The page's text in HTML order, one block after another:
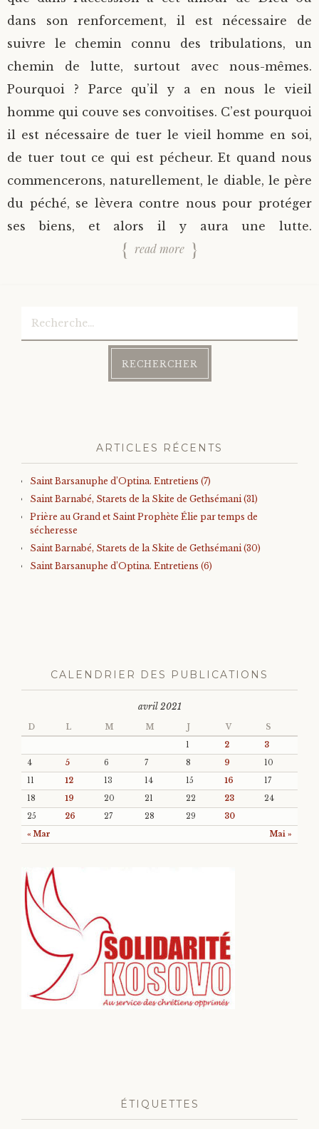
dans son renforcement, il est nécessaire de
suivre le chemin connu des tribulations, un
chemin de lutte, surtout avec nous-mêmes.
Pourquoi ? Parce qu’il y a en nous le vieil
homme qui couve ses convoitises. C’est pourquoi
il est nécessaire de tuer le vieil homme en soi,
de tuer tout ce qui est pécheur. Et quand nous
commencerons, naturellement, le diable, le père
du péché, se lèvera contre nous pour protéger
ses biens, et alors il y aura une lutte.
read more
ARTICLES RÉCENTS
Saint Barsanuphe d’Optina. Entretiens (7)
Saint Barnabé, Starets de la Skite de Gethsémani (31)
Prière au Grand et Saint Prophète Élie par temps de
sécheresse
Saint Barnabé, Starets de la Skite de Gethsémani (30)
Saint Barsanuphe d’Optina. Entretiens (6)
CALENDRIER DES PUBLICATIONS
avril 2021
D L M M J V S
« Mar Mai »
1 2
3
4
5 6 7 8 9
10
11
12 13 14 15 16
17
18
19 20 21 22 23
24
25
26 27 28 29 30
ÉTIQUETTES